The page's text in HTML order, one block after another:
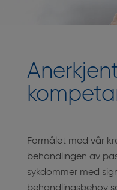
Formålet med vår
behandlingen av
sykdommer med